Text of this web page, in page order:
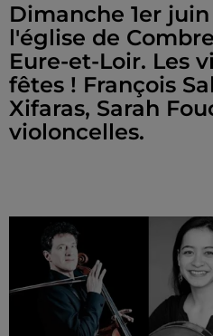
Dimanche 1er juin
l'église de
Eure-et-Loir. Les
fêtes ! François
Xifaras, Sarah
violoncelles.